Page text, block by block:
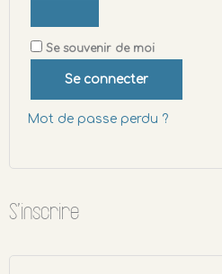
Se souvenir de moi
Se connecter
Mot de passe perdu ?
S’inscrire